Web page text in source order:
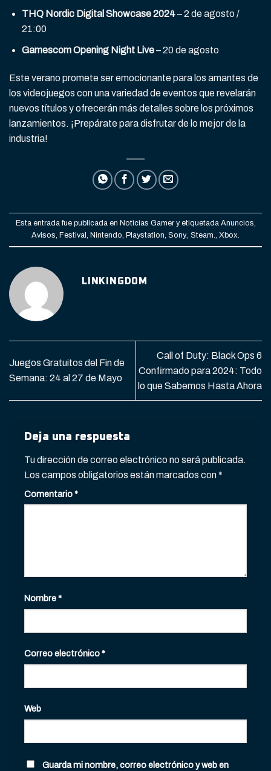
THQ Nordic Digital Showcase 2024– 2 de agosto /
21:00
Gamescom Opening Night Live– 20 de agosto
Este verano promete ser emocionante para los amantes de
los videojuegos con una variedad de eventos que revelarán
nuevos títulos y ofrecerán más detalles sobre los próximos
lanzamientos. ¡Prepárate para disfrutar de lo mejor de la
industria!
Esta entrada fue publicada en Noticias Gamery etiquetada Anuncios,
Avisos, Festival , Nintendo, Playstation, Sony., Steam., Xbox.
LINKINGDOM
Juegos Gratuitos del Fin de
Semana: 24 al 27 de Mayo
Call of Duty: Black Ops 6
Confirmado para 2024: Todo
lo que Sabemos Hasta Ahora
Deja una respuesta
Tu dirección de correo electrónico no será publicada.
Los campos obligatorios están marcados con*
Comentario*
Nombre*
Correo electrónico*
Web
Guarda mi nombre, correo electrónico y web en